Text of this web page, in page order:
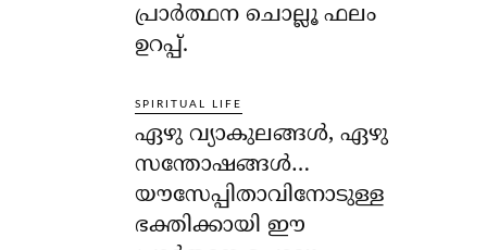
പ്രാര്‍ത്ഥന ചൊല്ലൂ ഫലം
ഉറപ്പ്.
SPIRITUAL LIFE
ഏഴു വ്യാകുലങ്ങള്‍, ഏഴു
സന്തോഷങ്ങള്‍…
യൗസേപ്പിതാവിനോടുള്ള
ഭക്തിക്കായി ഈ